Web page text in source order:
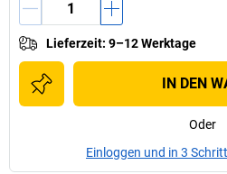
Lieferzeit: 9–12 Werktage
IN DEN
Oder
Einloggen und in 3